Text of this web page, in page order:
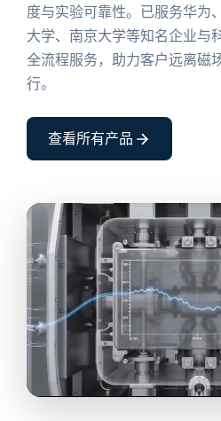
度与实验可靠性。已服务华为
大学、南京大学等知名企业与
全流程服务，助力客户远离磁
行。
查看所有产品